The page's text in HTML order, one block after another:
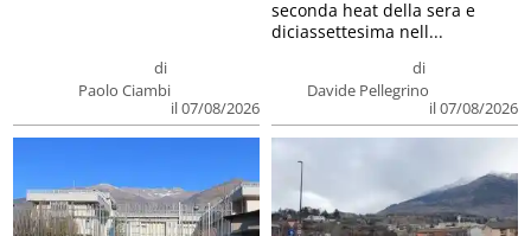
di
Paolo Ciambi
il 07/08/2026
di
Davide Pellegrino
il 07/08/2026
seconda heat della sera e
diciassettesima nell...